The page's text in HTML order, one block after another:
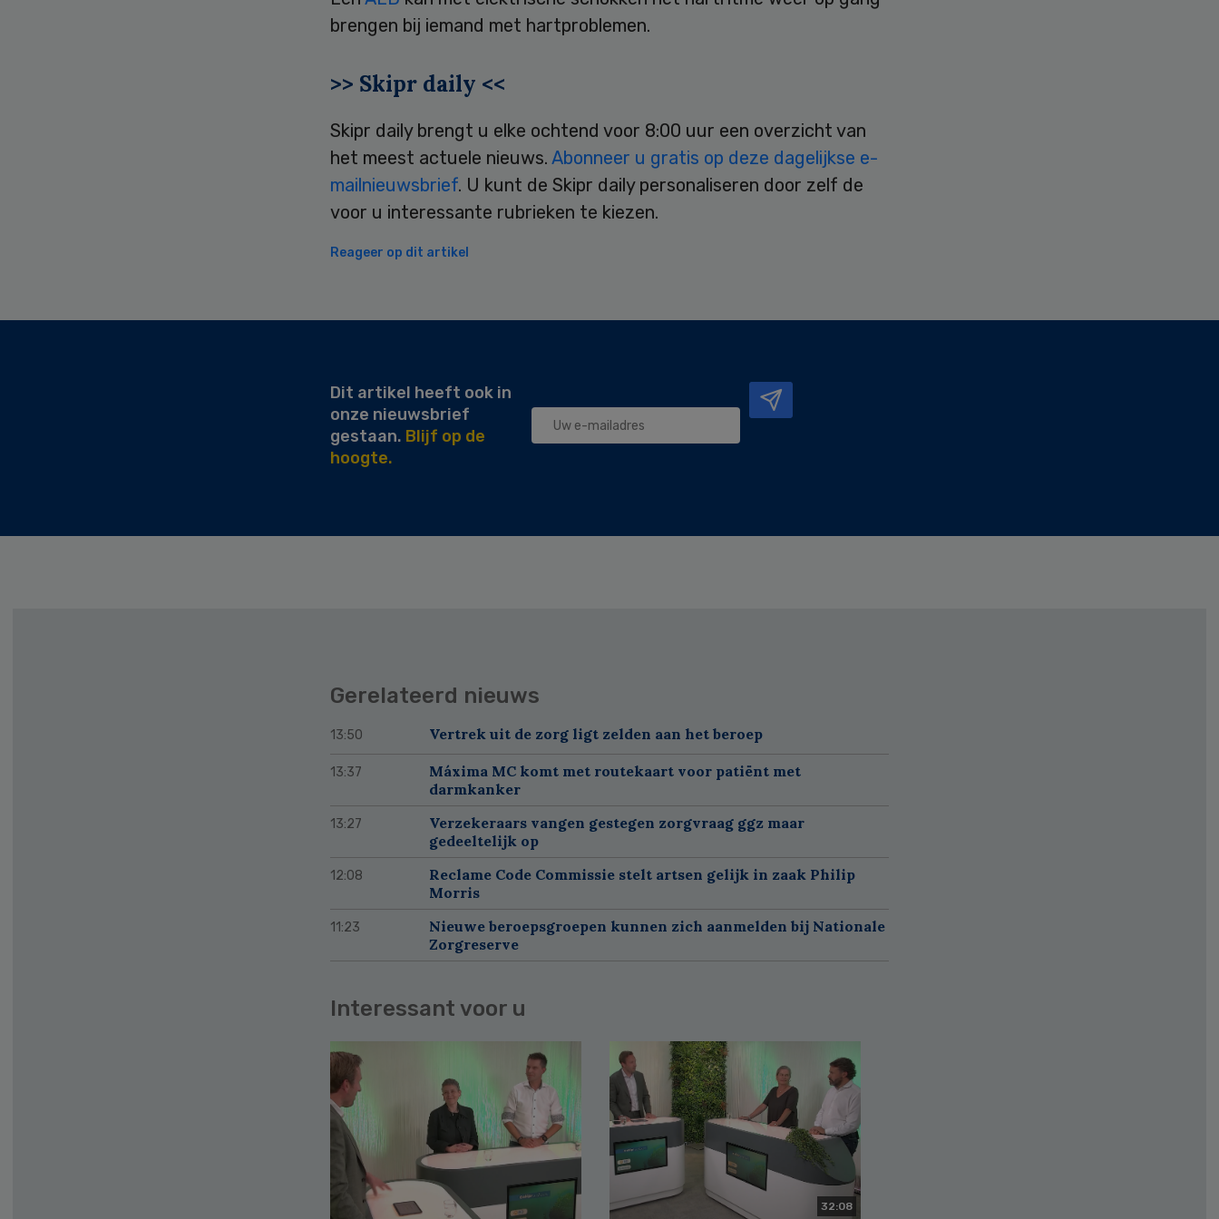
brengen bij iemand met hartproblemen.
>> Skipr daily <<
Skipr daily brengt u elke ochtend voor 8:00 uur een overzicht van
het meest actuele nieuws. Abonneer u gratis op deze dagelijkse e-
mailnieuwsbrief. U kunt de Skipr daily personaliseren door zelf de
voor u interessante rubrieken te kiezen.
Reageer op dit artikel
Dit artikel heeft ook in
onze nieuwsbrief
gestaan. Blijf op de
hoogte.
Gerelateerd nieuws
13:50 Vertrek uit de zorg ligt zelden aan het beroep
13:37
Máxima MC komt met routekaart voor patiënt met
darmkanker
13:27
Verzekeraars vangen gestegen zorgvraag ggz maar
gedeeltelijk op
12:08
Reclame Code Commissie stelt artsen gelijk in zaak Philip
Morris
11:23
Nieuwe beroepsgroepen kunnen zich aanmelden bij Nationale
Zorgreserve
Interessant voor u
32:08